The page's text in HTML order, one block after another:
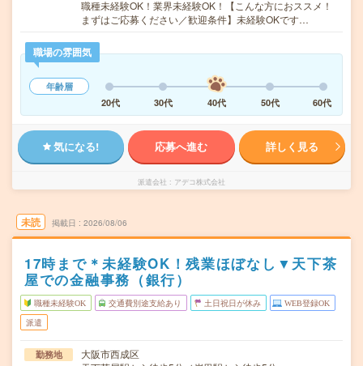
職種未経験OK！業界未経験OK！【こんな方におススメ！
まずはご応募ください／歓迎条件】未経験OKです…
職場の雰囲気
年齢層
20代
30代 40代 50代 60代
気になる! 応募へ進む 詳しく見る
派遣会社 アデコ株式会社
未読 掲載日 2026/08/06
17時まで＊未経験OK！残業ほぼなし▼天下茶
屋での金融事務（銀行）
職種未経験OK 交通費別途支給あり 土日祝日が休み WEB登録OK
派遣
勤務地
大阪市西成区